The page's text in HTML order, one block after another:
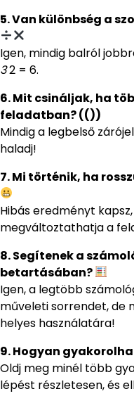
5. Van különbség a
Igen, mindig balról
32 = 6.
6. Mit csináljak, ha
feladatban? (())
Mindig a legbelső
haladj!
7. Mi történik, ha
Hibás eredményt
megváltoztathatja a
8. Segítenek a
betartásában?
Igen, a legtöbb
műveleti sorrendet, de
helyes használatára!
9. Hogyan
Oldj meg minél több
lépést részletesen, és